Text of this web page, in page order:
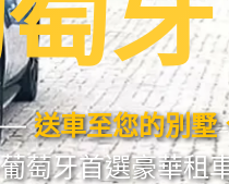
送車至您的別墅
萄牙首選豪華租